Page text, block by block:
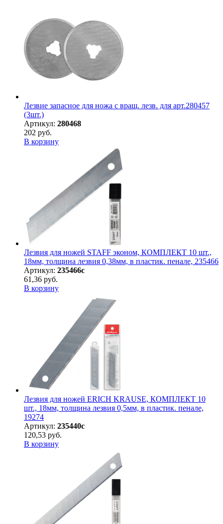
Лезвие запасное для ножа с вращ. лезв. для арт.280457
(3шт.)
Артикул: 280468
202 руб.
В корзину
Лезвия для ножей STAFF эконом, КОМПЛЕКТ 10 шт.,
18мм, толщина лезвия 0,38мм, в пластик. пенале, 235466
Артикул: 235466с
61,36 руб.
В корзину
Лезвия для ножей ERICH KRAUSE, КОМПЛЕКТ 10
шт., 18мм, толщина лезвия 0,5мм, в пластик. пенале,
19274
Артикул: 235440с
120,53 руб.
В корзину